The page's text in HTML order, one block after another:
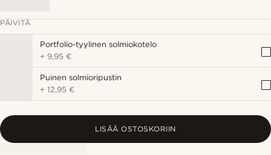
PÄIVITÄ
Portfolio-tyylinen solmiokotelo
+ 9,95 €
Puinen solmioripustin
+12,95 €
LISÄÄ OSTOSKORIIN